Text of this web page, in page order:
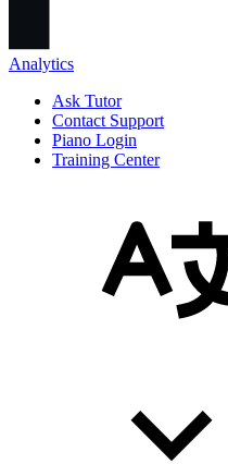
Analytics
Ask Tutor
Contact Support
Piano Login
Training Center